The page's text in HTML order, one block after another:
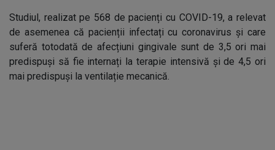
Studiul, realizat pe 568 de pacienți cu COVID-19, a relevat
de asemenea că pacienții infectați cu coronavirus și care
suferă totodată de afecțiuni gingivale sunt de 3,5 ori mai
predispuși să fie internați la terapie intensivă și de 4,5 ori
mai predispuși la ventilație mecanică.